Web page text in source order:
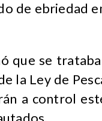
de ebriedad
que se
la Ley de
a control